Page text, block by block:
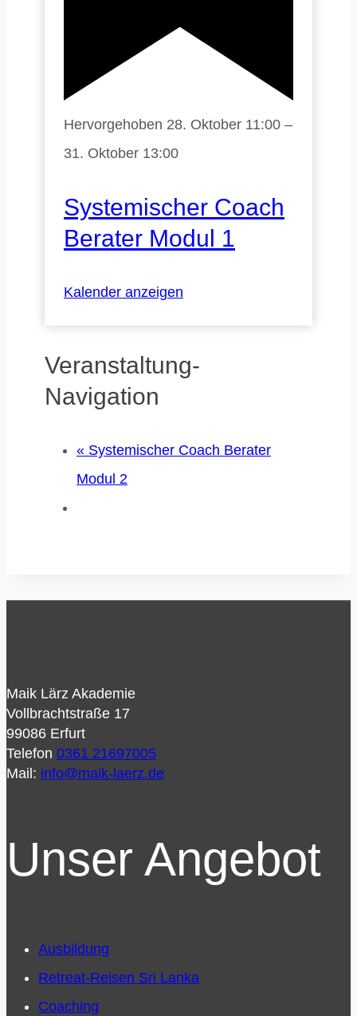
Hervorgehoben 28. Oktober 11:00 –
31. Oktober 13:00
Systemischer Coach
Berater Modul 1
Kalender anzeigen
Veranstaltung-
Navigation
« Systemischer Coach Berater
Modul 2
Maik Lärz Akademie
Vollbrachtstraße 17
99086 Erfurt
Telefon 0361 21697005
Mail: info@maik-laerz.de
Unser Angebot
Ausbildung
Retreat-Reisen Sri Lanka
Coaching